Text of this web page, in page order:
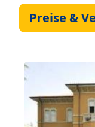
Preise &